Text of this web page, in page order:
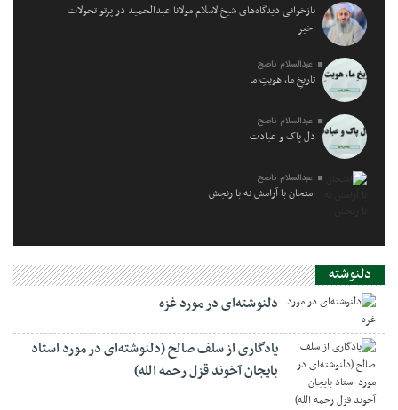
بازخوانی دیدگاه‌های شیخ‌الاسلام مولانا عبدالحمید در پرتو تحولات
اخیر
عبدالسلام ناصح
تاریخِ ما، هویتِ ما
عبدالسلام ناصح
دل پاک و عبادت
عبدالسلام ناصح
امتحان با آرامش نه با رنجش
دلنوشته
دلنوشته‌ای در مورد غزه
یادگاری از سلف صالح (دلنوشته‌ای در مورد استاد
بایجان آخوند قزل رحمه الله)